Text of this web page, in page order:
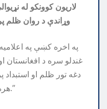
لاريون کوونکو له
وړاندې د روان ظلم
په اخره کښې په
غندلو سره د افغانستان
دغه تور ظلم او
هره ممکنه لاره خپل غږ پورته کړي.”